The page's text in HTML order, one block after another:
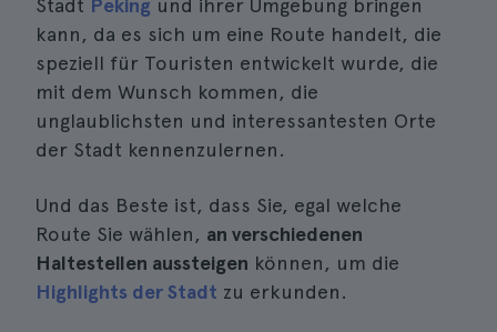
Stadt Peking und ihrer Umgebung bringen
kann, da es sich um eine Route handelt, die
speziell für Touristen entwickelt wurde, die
mit dem Wunsch kommen, die
unglaublichsten und interessantesten Orte
der Stadt kennenzulernen.
Und das Beste ist, dass Sie, egal welche
Route Sie wählen, an verschiedenen
Haltestellen aussteigen können, um die
Highlights der Stadt zu erkunden.